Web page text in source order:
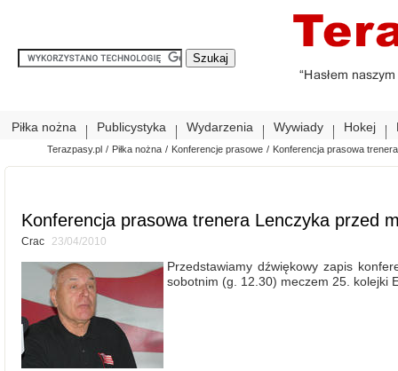
Piłka nożna Publicystyka Wydarzenia Wywiady Hokej
Terazpasy.pl / Piłka nożna / Konferencje prasowe / Konferencja prasowa
Konferencja prasowa trenera Lenczyka przed
Crac 23/04/2010
Przedstawiamy dźwiękowy zapis
sobotnim (g. 12.30) meczem 25. kolejki